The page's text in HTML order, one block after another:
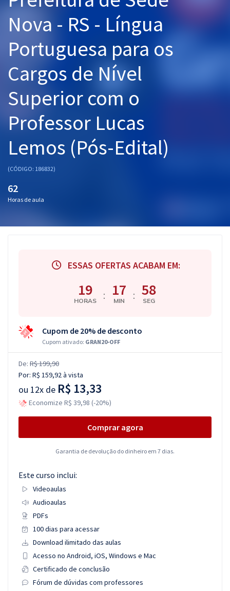
Graduação
OAB
Mentorias
Questões grátis
Conteúdo gratuito
Blog
Aprovados
Nova - RS - Língua
Portuguesa para os
Cargos de Nível
Superior com o
Professor Lucas
Lemos (Pós-Edital)
(CÓDIGO: 186832)
62
Horas de aula
ESSAS OFERTAS ACABAM EM:
19
HORAS : 17
MIN : 57
SEG
Cupom de 20% de desconto
Cupom ativado: GRAN20-OFF
De: R$ 199,90
Por: R$ 159,92à vista
ou 12x de R$ 13,33
Economize R$ 39,98 (-20%)
Comprar agora
Garantia de devolução do dinheiro em 7 dias.
Este curso inclui:
Videoaulas
Audioaulas
PDFs
100 dias para acessar
Download ilimitado das aulas
Acesso no Android, iOS, Windows e Mac
Certificado de conclusão
Fórum de dúvidas com professores